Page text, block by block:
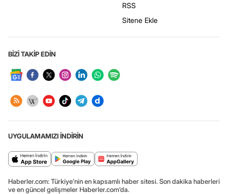
RSS
Sitene Ekle
BİZİ TAKİP EDİN
UYGULAMAMIZI İNDİRİN
Haberler.com: Türkiye’nin en kapsamlı haber sitesi. Son dakika haberleri
ve en güncel gelişmeler Haberler.com’da.